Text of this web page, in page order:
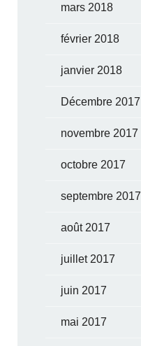
mars 2018
février 2018
janvier 2018
Décembre 2017
novembre 2017
octobre 2017
septembre 2017
août 2017
juillet 2017
juin 2017
mai 2017